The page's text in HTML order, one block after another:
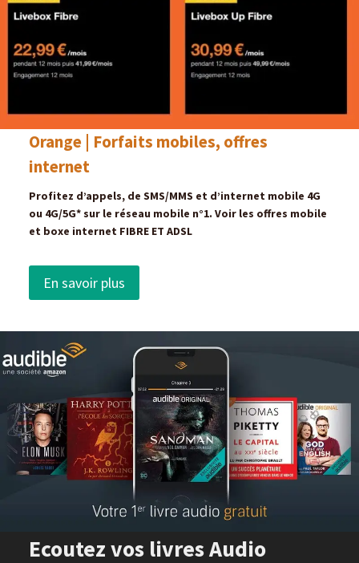
Orange | Forfaits mobiles, offres
internet
Profitez d’appels, de SMS/MMS et d’internet mobile 4G
ou 4G/5G* sur le réseau mobile n°1. Voir les offres mobile
et boxe internet FIBRE ET ADSL
En savoir plus
Ecoutez vos livres Audio